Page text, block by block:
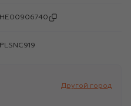
HE00906740
PLSNC919
Другой город